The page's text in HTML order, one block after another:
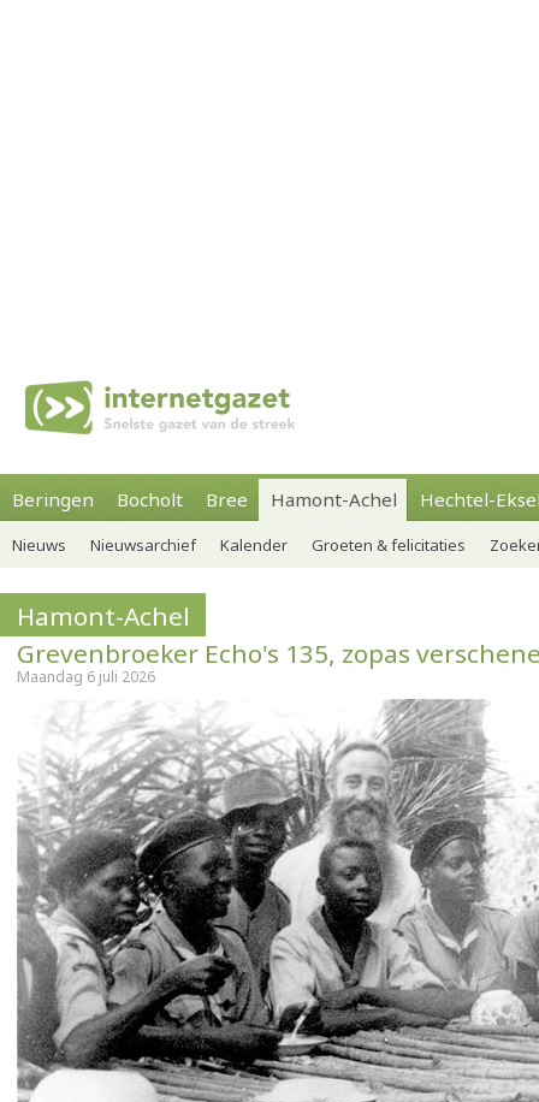
Beringen Bocholt Bree Hamont-Achel Hechtel-
Nieuws Nieuwsarchief Kalender Groeten & felicitaties
Hamont-Achel
Grevenbroeker Echo's 135, zopas
Maandag 6 juli 2026